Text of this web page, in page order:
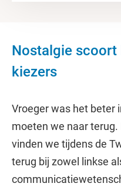
Nostalgie scoort
kiezers
Vroeger was het beter
moeten we naar terug.
vinden we tijdens de
terug bij zowel linkse